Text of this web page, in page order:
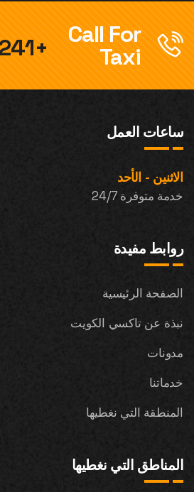
Call For
Taxi
+96569694241
ساعات العمل
الاثنين - الأحد
خدمة متوفرة 24/7
روابط مفيدة
الصفحة الرئيسية
نبذة عن تاكسي الكويت
مدونات
خدماتنا
المنطقة التي نغطيها
المناطق التي نغطيها